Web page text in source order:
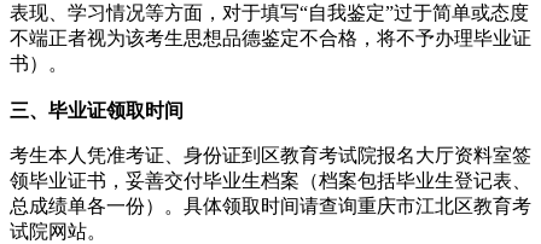
表现、学习情况等方面，对于填写“自我鉴定”过于简单或态度
不端正者视为该考生思想品德鉴定不合格，将不予办理毕业证
书）。
三、毕业证领取时间
考生本人凭准考证、身份证到区教育考试院报名大厅资料室签
领毕业证书，妥善交付毕业生档案（档案包括毕业生登记表、
总成绩单各一份）。具体领取时间请查询重庆市江北区教育考
试院网站。